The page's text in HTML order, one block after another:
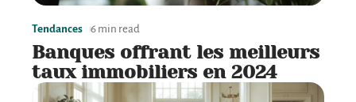
Tendances 6 min read
Banques offrant les meilleurs
taux immobiliers en 2024